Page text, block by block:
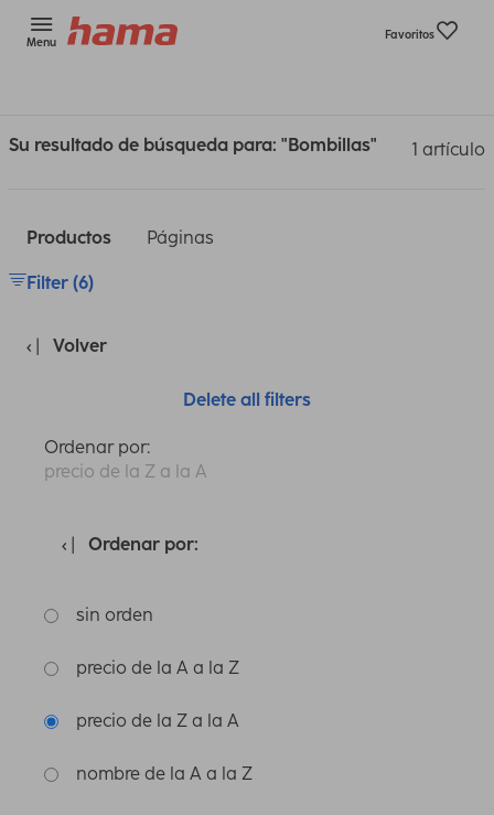
Menu
Favoritos
Su resultado de búsqueda para: "Bombillas" 1 artículo
Productos Páginas
Filter (6)
Volver
Delete all filters
Ordenar por:
precio de la Z a la A
Ordenar por:
sin orden
precio de la A a la Z
precio de la Z a la A
nombre de la A a la Z